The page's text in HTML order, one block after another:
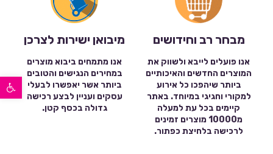
פתח סרגל נגישות
מבחר רב וחידושים
אנו פועלים לייבא ולשווק את
המוצרים החדשים והאיכותיים
ביותר שיהפכו כל אירוע
למקורי וחגיגי במיוחד. באתר
קיימים בכל עת למעלה
מ10000 מוצרים זמינים
לרכישה בלחיצת כפתור.
מיבואן ישירות לצרכן
אנו מתמחים ביבוא מוצרים
במחירים הנגישים והטובים
ביותר אשר יאפשרו לבעלי
עסקים ועניין לבצע רכישה
גדולה בכסף קטן.